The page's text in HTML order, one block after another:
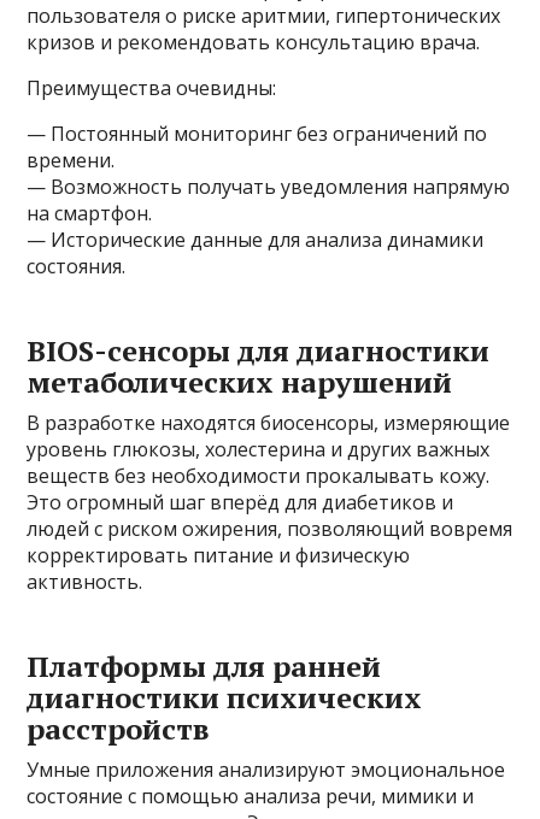
пользователя о риске аритмии, гипертонических
кризов и рекомендовать консультацию врача.
Преимущества очевидны:
— Постоянный мониторинг без ограничений по
времени.
— Возможность получать уведомления напрямую
на смартфон.
— Исторические данные для анализа динамики
состояния.
BIOS-сенсоры для диагностики
метаболических нарушений
В разработке находятся биосенсоры, измеряющие
уровень глюкозы, холестерина и других важных
веществ без необходимости прокалывать кожу.
Это огромный шаг вперёд для диабетиков и
людей с риском ожирения, позволяющий вовремя
корректировать питание и физическую
активность.
Платформы для ранней
диагностики психических
расстройств
Умные приложения анализируют эмоциональное
состояние с помощью анализа речи, мимики и